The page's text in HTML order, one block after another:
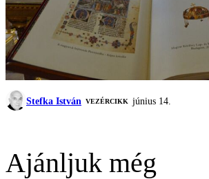
Stefka István VEZÉRCIKK június 14.
Ajánljuk még